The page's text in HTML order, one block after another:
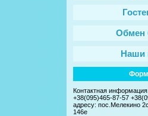
Обмен
Наши
Контактная
+38(095)465-87-57
адресу: пос.Мелекино
146е